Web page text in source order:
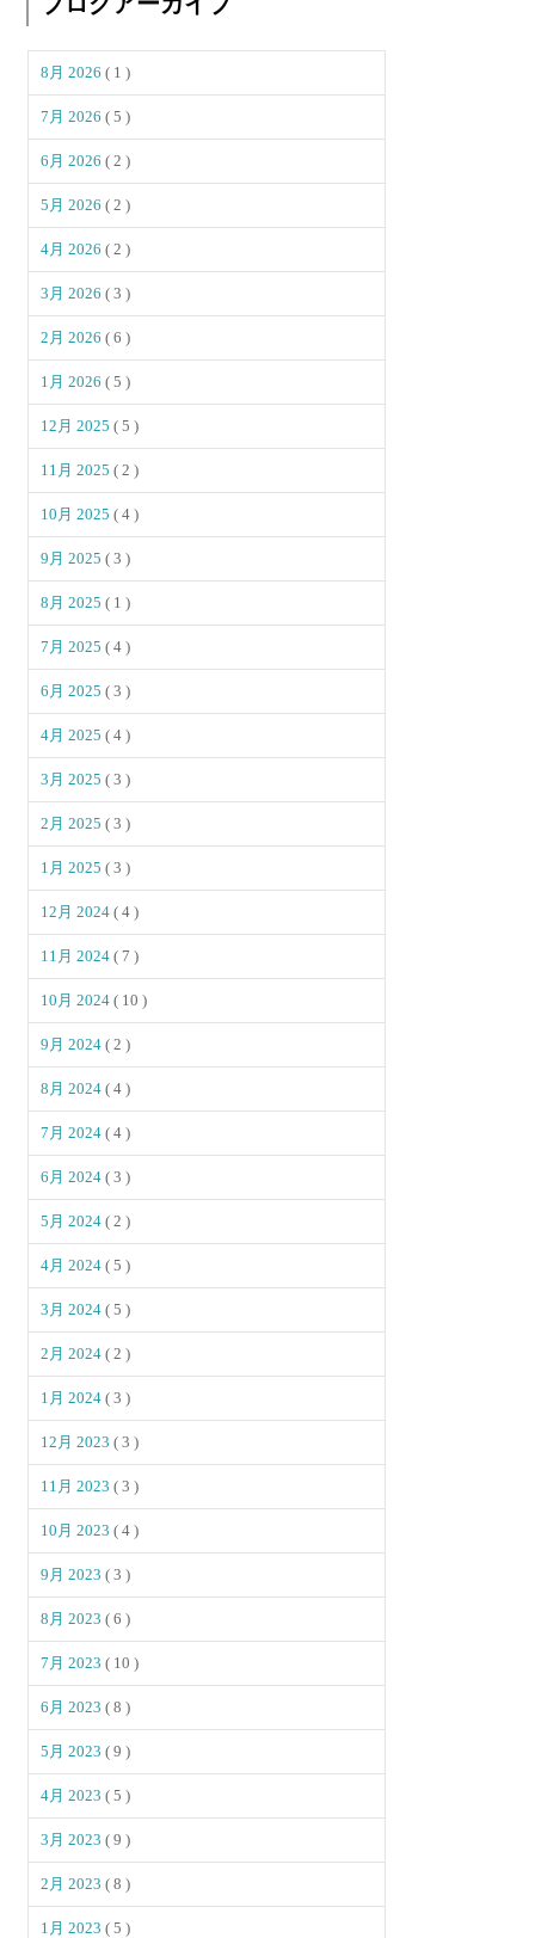
8月 2026( 1 )
7月 2026( 5 )
6月 2026( 2 )
5月 2026( 2 )
4月 2026( 2 )
3月 2026( 3 )
2月 2026( 6 )
1月 2026( 5 )
12月 2025( 5 )
11月 2025( 2 )
10月 2025( 4 )
9月 2025( 3 )
8月 2025( 1 )
7月 2025( 4 )
6月 2025( 3 )
4月 2025( 4 )
3月 2025( 3 )
2月 2025( 3 )
1月 2025( 3 )
12月 2024( 4 )
11月 2024( 7 )
10月 2024( 10 )
9月 2024( 2 )
8月 2024( 4 )
7月 2024( 4 )
6月 2024( 3 )
5月 2024( 2 )
4月 2024( 5 )
3月 2024( 5 )
2月 2024( 2 )
1月 2024( 3 )
12月 2023( 3 )
11月 2023( 3 )
10月 2023( 4 )
9月 2023( 3 )
8月 2023( 6 )
7月 2023( 10 )
6月 2023( 8 )
5月 2023( 9 )
4月 2023( 5 )
3月 2023( 9 )
2月 2023( 8 )
1月 2023( 5 )